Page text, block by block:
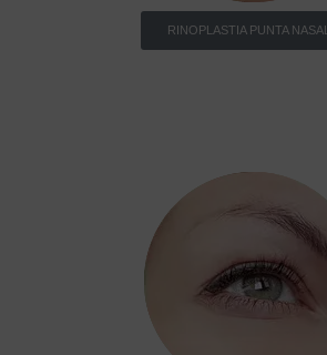
RINOPLASTIA PUNTA NASAL